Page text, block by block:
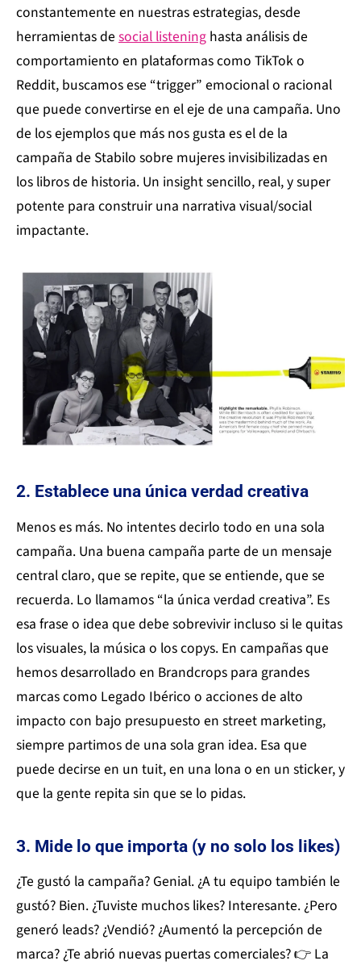
constantemente en nuestras estrategias, desde
herramientas de social listening hasta análisis de
comportamiento en plataformas como TikTok o
Reddit, buscamos ese “trigger” emocional o racional
que puede convertirse en el eje de una campaña. Uno
de los ejemplos que más nos gusta es el de la
campaña de Stabilo sobre mujeres invisibilizadas en
los libros de historia. Un insight sencillo, real, y super
potente para construir una narrativa visual/social
impactante.
2. Establece una única verdad creativa
Menos es más. No intentes decirlo todo en una sola
campaña. Una buena campaña parte de un mensaje
central claro, que se repite, que se entiende, que se
recuerda. Lo llamamos “la única verdad creativa”. Es
esa frase o idea que debe sobrevivir incluso si le quitas
los visuales, la música o los copys. En campañas que
hemos desarrollado en Brandcrops para grandes
marcas como Legado Ibérico o acciones de alto
impacto con bajo presupuesto en street marketing,
siempre partimos de una sola gran idea. Esa que
puede decirse en un tuit, en una lona o en un sticker, y
que la gente repita sin que se lo pidas.
3. Mide lo que importa (y no solo los likes)
¿Te gustó la campaña? Genial. ¿A tu equipo también le
gustó? Bien. ¿Tuviste muchos likes? Interesante. ¿Pero
generó leads? ¿Vendió? ¿Aumentó la percepción de
marca? ¿Te abrió nuevas puertas comerciales? 👉 La